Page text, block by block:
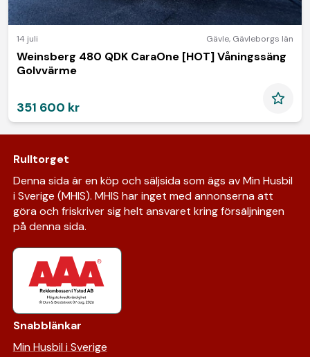
14 juli Gävle, Gävleborgs län
Weinsberg 480 QDK CaraOne [HOT] Våningssäng
Golvvärme
351 600 kr
Rulltorget
Denna sida är en köp och säljsida som ägs av Min Husbil
i Sverige (MHIS). MHIS har inget med annonserna att
göra och friskriver sig helt ansvaret kring försäljningen
på denna sida.
Snabblänkar
Min Husbil i Sverige